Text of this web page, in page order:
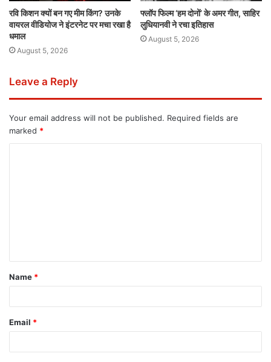
रवि किशन क्यों बन गए मीम किंग? उनके
वायरल वीडियोज ने इंटरनेट पर मचा रखा है
धमाल
August 5, 2026
फ्लॉप फिल्म ‘हम दोनों’ के अमर गीत, साहिर
लुधियानवी ने रचा इतिहास
August 5, 2026
Leave a Reply
Your email address will not be published. Required fields are
marked *
Name *
Email *